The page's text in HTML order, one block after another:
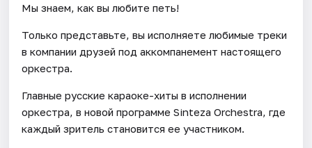
Мы знаем, как вы любите петь!
Только представьте, вы исполняете любимые треки
в компании друзей под аккомпанемент настоящего
оркестра.
Главные русские караоке-хиты в исполнении
оркестра, в новой программе Sinteza Orchestra, где
каждый зритель становится ее участником.